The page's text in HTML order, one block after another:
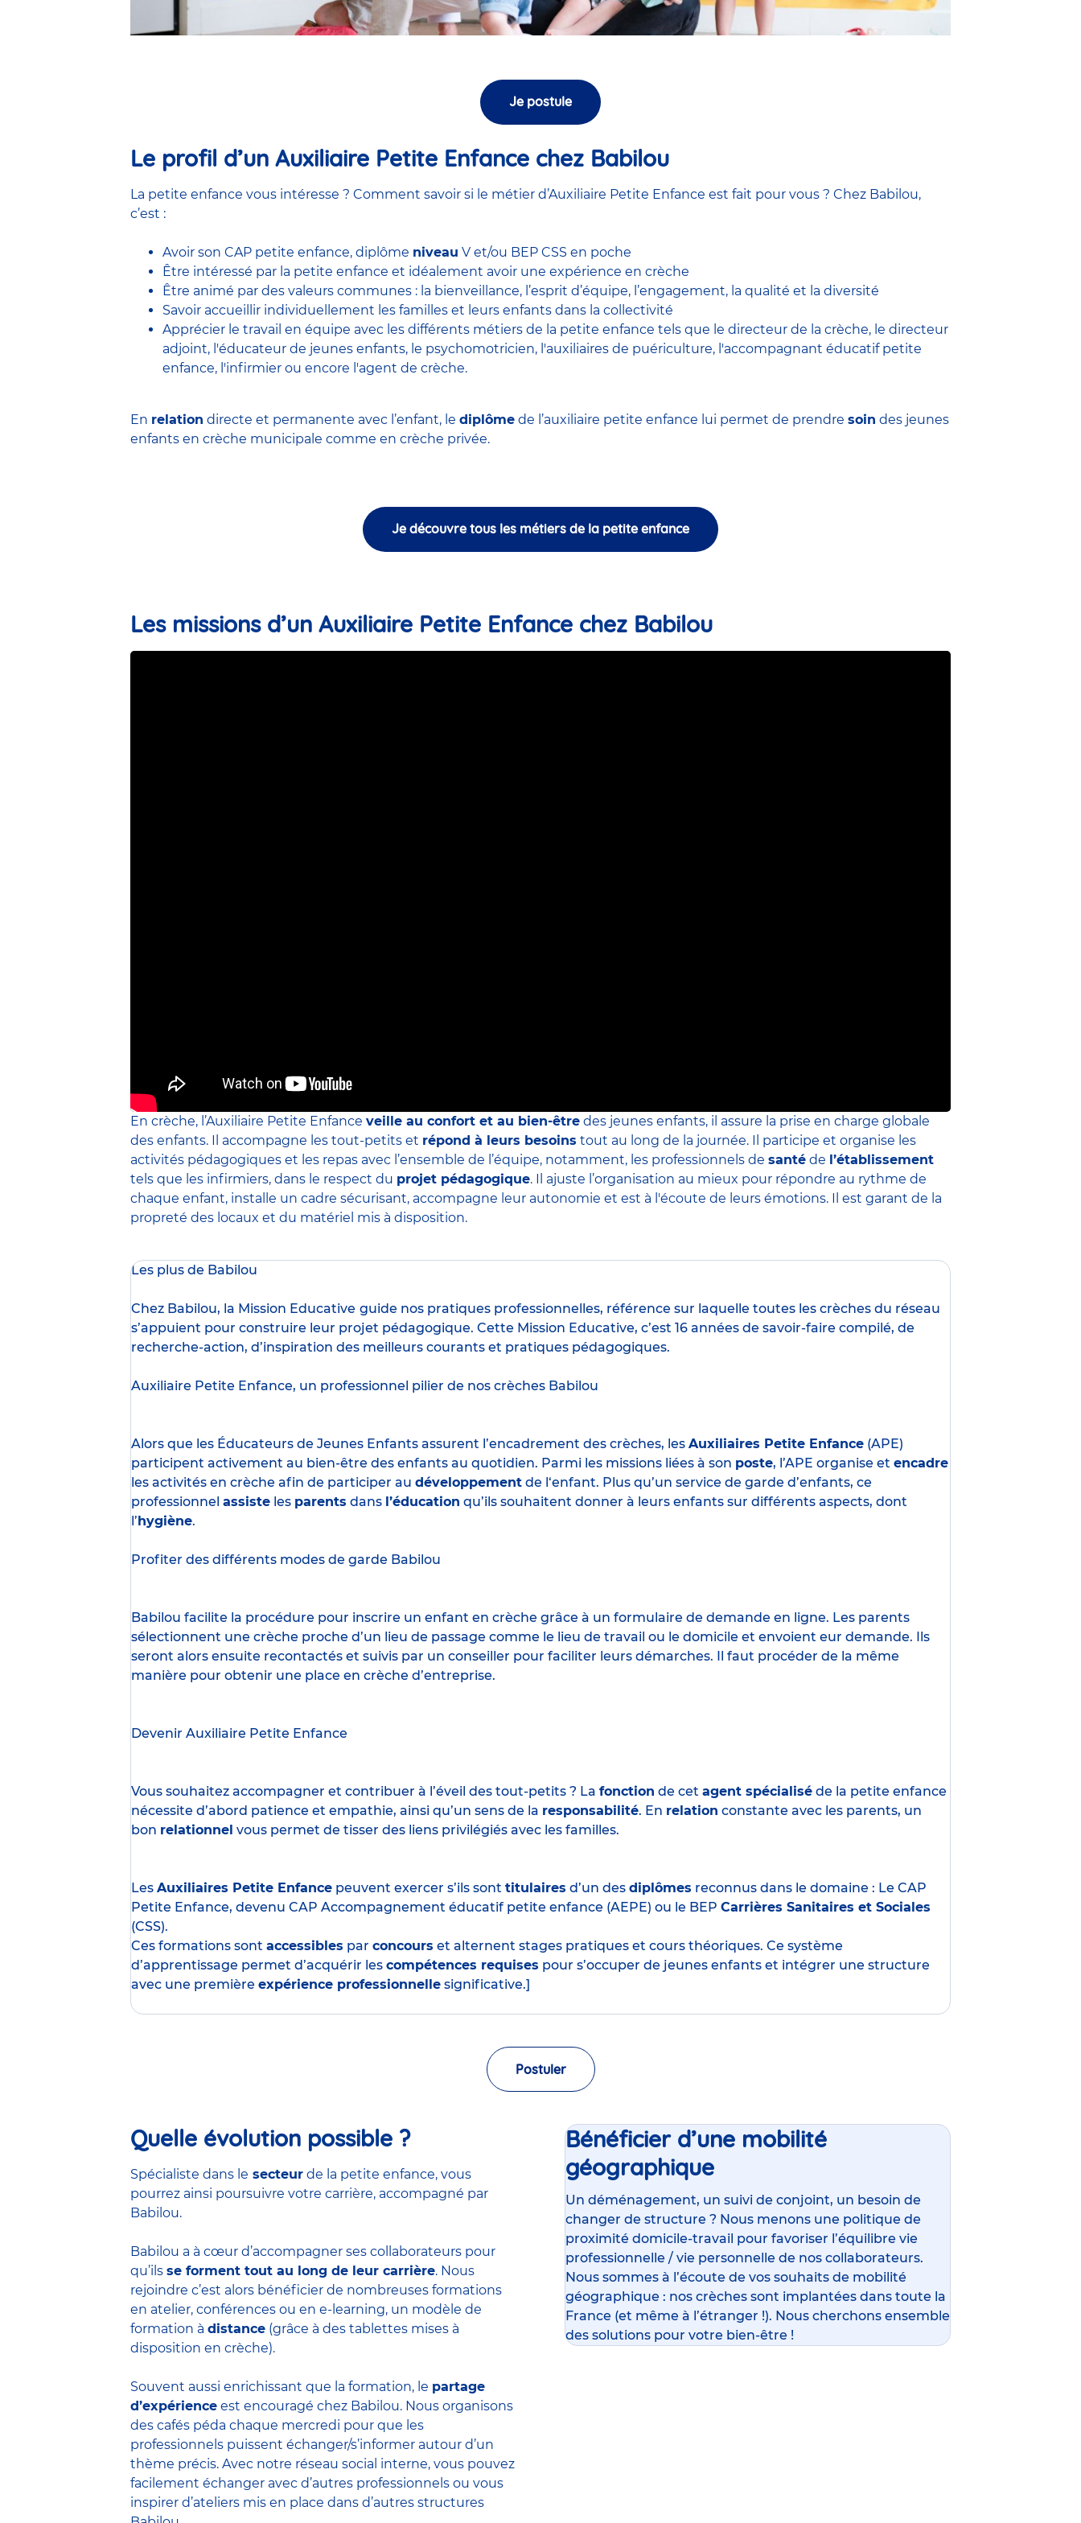
Je postule
Le profil d’un Auxiliaire Petite Enfance chez Babilou
La petite enfance vous intéresse ? Comment savoir si le métier d’Auxiliaire Petite Enfance est fait pour vous ? Chez Babilou,
c’est :
Avoir son CAP petite enfance, diplôme niveau V et/ou BEP CSS en poche
Être intéressé par la petite enfance et idéalement avoir une expérience en crèche
Être animé par des valeurs communes : la bienveillance, l’esprit d’équipe, l’engagement, la qualité et la diversité
Savoir accueillir individuellement les familles et leurs enfants dans la collectivité
Apprécier le travail en équipe avec les différents métiers de la petite enfance tels que le directeur de la crèche, le directeur
adjoint, l'éducateur de jeunes enfants, le psychomotricien, l'auxiliaires de puériculture, l'accompagnant éducatif petite
enfance, l'infirmier ou encore l'agent de crèche.
En relation directe et permanente avec l’enfant, le diplôme de l’auxiliaire petite enfance lui permet de prendre soin des jeunes
enfants en crèche municipale comme en crèche privée.
Je découvre tous les métiers de la petite enfance
Les missions d’un Auxiliaire Petite Enfance chez Babilou
En crèche, l’Auxiliaire Petite Enfance veille au confort et au bien-être des jeunes enfants, il assure la prise en charge globale
des enfants. Il accompagne les tout-petits et répond à leurs besoins tout au long de la journée. Il participe et organise les
activités pédagogiques et les repas avec l’ensemble de l’équipe, notamment, les professionnels de santé de l’établissement
tels que les infirmiers, dans le respect du projet pédagogique. Il ajuste l’organisation au mieux pour répondre au rythme de
chaque enfant, installe un cadre sécurisant, accompagne leur autonomie et est à l'écoute de leurs émotions. Il est garant de la
propreté des locaux et du matériel mis à disposition.
Les plus de Babilou
Chez Babilou, la Mission Educative guide nos pratiques professionnelles, référence sur laquelle toutes les crèches du réseau
s’appuient pour construire leur projet pédagogique. Cette Mission Educative, c’est 16 années de savoir-faire compilé, de
recherche-action, d’inspiration des meilleurs courants et pratiques pédagogiques.
Auxiliaire Petite Enfance, un professionnel pilier de nos crèches Babilou
Alors que les Éducateurs de Jeunes Enfants assurent l’encadrement des crèches, les Auxiliaires Petite Enfance (APE)
participent activement au bien-être des enfants au quotidien. Parmi les missions liées à son poste, l’APE organise et encadre
les activités en crèche afin de participer au développement de l‘enfant. Plus qu’un service de garde d’enfants, ce
professionnel assiste les parents dans l’éducation qu’ils souhaitent donner à leurs enfants sur différents aspects, dont
l’ hygiène.
Profiter des différents modes de garde Babilou
Babilou facilite la procédure pour inscrire un enfant en crèche grâce à un formulaire de demande en ligne. Les parents
sélectionnent une crèche proche d’un lieu de passage comme le lieu de travail ou le domicile et envoient eur demande. Ils
seront alors ensuite recontactés et suivis par un conseiller pour faciliter leurs démarches. Il faut procéder de la même
manière pour obtenir une place en crèche d’entreprise.
Devenir Auxiliaire Petite Enfance
Vous souhaitez accompagner et contribuer à l’éveil des tout-petits ? La fonction de cet agent spécialisé de la petite enfance
nécessite d’abord patience et empathie, ainsi qu’un sens de la responsabilité. En relation constante avec les parents, un
bon relationnel vous permet de tisser des liens privilégiés avec les familles.
Les Auxiliaires Petite Enfance peuvent exercer s’ils sont titulaires d’un des diplômes reconnus dans le domaine : Le CAP
Petite Enfance, devenu CAP Accompagnement éducatif petite enfance (AEPE) ou le BEP Carrières Sanitaires et Sociales
(CSS).
Ces formations sont accessibles par concours et alternent stages pratiques et cours théoriques. Ce système
d’apprentissage permet d’acquérir les compétences requises pour s’occuper de jeunes enfants et intégrer une structure
avec une première expérience professionnelle significative.]
Postuler
Quelle évolution possible ?
Spécialiste dans le secteur de la petite enfance, vous
pourrez ainsi poursuivre votre carrière, accompagné par
Babilou.
Babilou a à cœur d’accompagner ses collaborateurs pour
qu’ils se forment tout au long de leur carrière. Nous
rejoindre c’est alors bénéficier de nombreuses formations
en atelier, conférences ou en e-learning, un modèle de
formation à distance (grâce à des tablettes mises à
disposition en crèche).
Souvent aussi enrichissant que la formation, le partage
d’expérience est encouragé chez Babilou. Nous organisons
des cafés péda chaque mercredi pour que les
professionnels puissent échanger/s’informer autour d’un
thème précis. Avec notre réseau social interne, vous pouvez
facilement échanger avec d’autres professionnels ou vous
inspirer d’ateliers mis en place dans d’autres structures
Bénéficier d’une mobilité
géographique
Un déménagement, un suivi de conjoint, un besoin de
changer de structure ? Nous menons une politique de
proximité domicile-travail pour favoriser l’équilibre vie
professionnelle / vie personnelle de nos collaborateurs.
Nous sommes à l’écoute de vos souhaits de mobilité
géographique : nos crèches sont implantées dans toute la
France (et même à l’étranger !). Nous cherchons ensemble
des solutions pour votre bien-être !